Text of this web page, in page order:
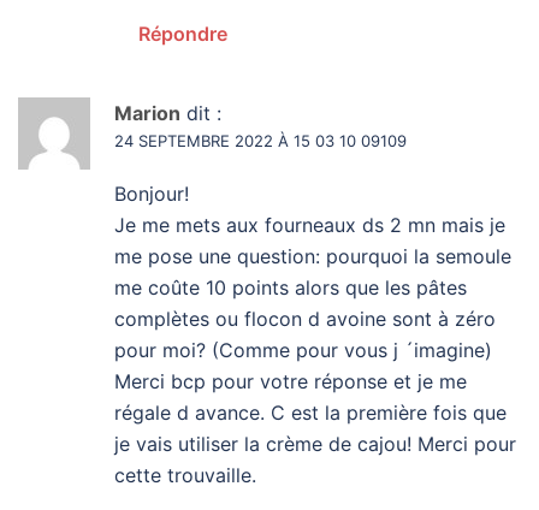
Répondre
Marion dit :
24 SEPTEMBRE 2022 À 15 03 10 09109
Bonjour!
Je me mets aux fourneaux ds 2 mn mais je
me pose une question: pourquoi la semoule
me coûte 10 points alors que les pâtes
complètes ou flocon d avoine sont à zéro
pour moi? (Comme pour vous j ´imagine)
Merci bcp pour votre réponse et je me
régale d avance. C est la première fois que
je vais utiliser la crème de cajou! Merci pour
cette trouvaille.